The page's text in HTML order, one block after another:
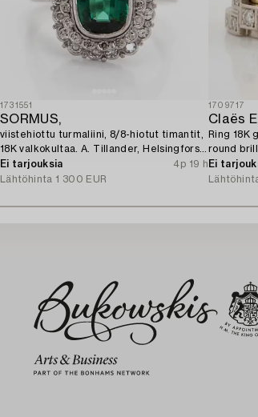
1731551
SORMUS,
viistehiottu turmaliini, 8/8-hiotut timantit,
18K valkokultaa. A. Tillander, Helsingfors
1975.
Ei tarjouksia
4p 19 h
Lähtöhinta 1 300 EUR
1709717
Claës
Ring 18K
round
Ei